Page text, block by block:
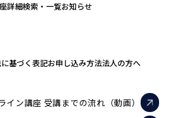
詳細検索・一覧お知らせ
基づく表記お申し込み方法法人の方へ
イン講座 受講までの流れ（動画）